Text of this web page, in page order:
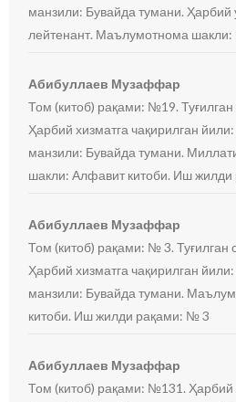
манзили: Бувайда тумани. Ҳарбий
лейтенант. Маълумотнома шакли:
Абибуллаев Музаффар
Том (китоб) рақами: №19.
Ҳарбий хизматга чақирилган
манзили: Бувайда тумани.
шакли: Алфавит китоби. Иш
Абибуллаев Музаффар
Том (китоб) рақами: № 3. Туғилган
Ҳарбий хизматга чақирилган
манзили: Бувайда тумани.
китоби. Иш жилди рақами: № 3
Абибуллаев Музаффар
Том (китоб) рақами: №131. Ҳарбий